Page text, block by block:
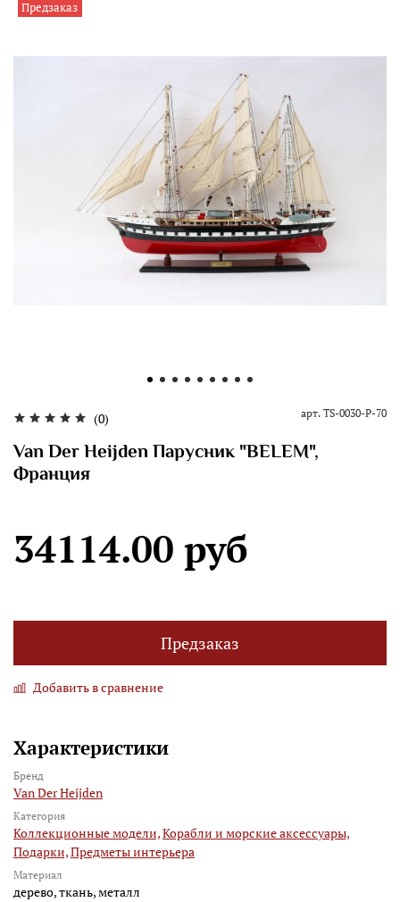
Предзаказ
(0) арт. TS-0030-P-70
Van Der Heijden Парусник "BELEM",
Франция
34114.00 руб
Предзаказ
Добавить в сравнение
Характеристики
Бренд
Van Der Heijden
Категория
Коллекционные модели,Корабли и морские аксессуары,
Подарки,Предметы интерьера
Материал
дерево, ткань, металл